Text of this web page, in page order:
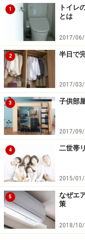
台湾の十二支は亥の
同じで11番目にある。
今年の組み合わせ
金・水」の中の「
持っているため、お
されています。この
関係を「比和（ひわ
繁栄×滅亡が強め合
か一方に転んで、極
とのこと。どうも
そうです。そんな
は、どんな風水リフ
木の力で風水
1
トイレ
とは
2017/06/
2 半日で
2017/03/
3 子供部
2017/09/
4 二世帯
2015/01/
5
なぜエ
策
2018/10/